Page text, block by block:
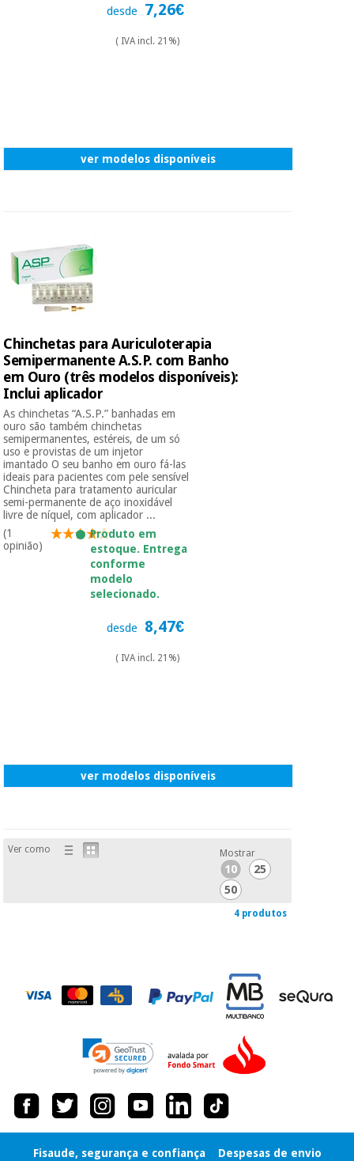
desde 7,26€
( IVA incl. 21%)
ver modelos disponíveis
Chinchetas para Auriculoterapia
Semipermanente A.S.P. com Banho
em Ouro (três modelos disponíveis):
Inclui aplicador
As chinchetas “A.S.P.” banhadas em
ouro são também chinchetas
semipermanentes, estéreis, de um só
uso e provistas de um injetor
imantado O seu banho em ouro fá-las
ideais para pacientes com pele sensível
Chincheta para tratamento auricular
semi-permanente de aço inoxidável
livre de níquel, com aplicador ...
(1
opinião)
Produto em
estoque. Entrega
conforme
modelo
selecionado.
desde 8,47€
( IVA incl. 21%)
ver modelos disponíveis
Ver como Mostrar
10
25
50
4 produtos
Fisaude, segurança e confiança Despesas de envio